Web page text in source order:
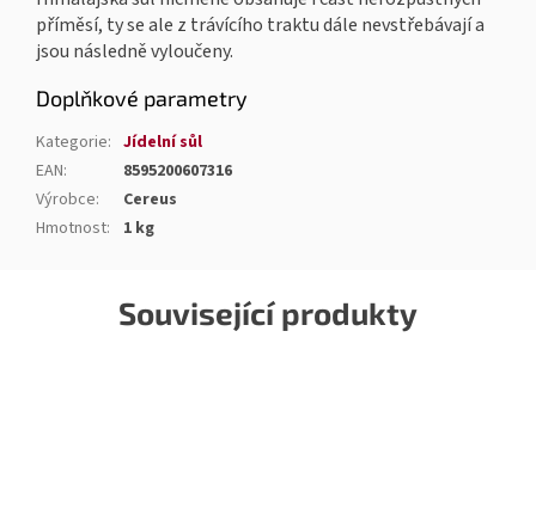
Související produkty
příměsí, ty se ale z trávícího traktu dále nevstřebávají a
jsou následně vyloučeny.
Doplňkové parametry
Kategorie: Jídelní sůl
EAN:
8595200607316
Výrobce:
Cereus
Hmotnost: 1 kg